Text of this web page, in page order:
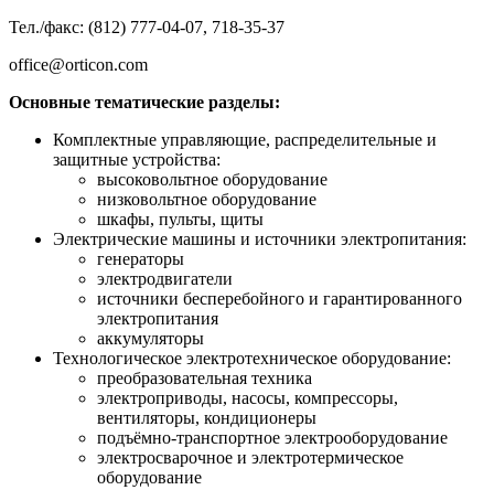
Тел./факс: (812) 777-04-07, 718-35-37
office@orticon.com
Основные тематические разделы:
Комплектные управляющие, распределительные и
защитные устройства:
высоковольтное оборудование
низковольтное оборудование
шкафы, пульты, щиты
Электрические машины и источники электропитания:
генераторы
электродвигатели
источники бесперебойного и гарантированного
электропитания
аккумуляторы
Технологическое электротехническое оборудование:
преобразовательная техника
электроприводы, насосы, компрессоры,
вентиляторы, кондиционеры
подъёмно-транспортное электрооборудование
электросварочное и электротермическое
оборудование